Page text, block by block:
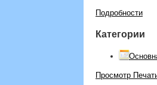
Подробности
Категории
Просмотр